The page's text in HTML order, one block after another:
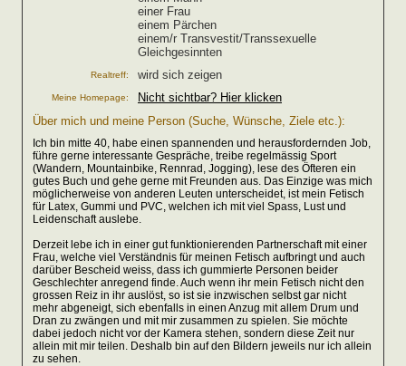
einer Frau
einem Pärchen
einem/r Transvestit/Transsexuelle
Gleichgesinnten
Realtreff: wird sich zeigen
Meine Homepage:
Nicht sichtbar? Hier klicken
Über mich und meine Person (Suche, Wünsche, Ziele etc.):
Ich bin mitte 40, habe einen spannenden und herausfordernden Job,
führe gerne interessante Gespräche, treibe regelmässig Sport
(Wandern, Mountainbike, Rennrad, Jogging), lese des Öfteren ein
gutes Buch und gehe gerne mit Freunden aus. Das Einzige was mich
möglicherweise von anderen Leuten unterscheidet, ist mein Fetisch
für Latex, Gummi und PVC, welchen ich mit viel Spass, Lust und
Leidenschaft auslebe.
Derzeit lebe ich in einer gut funktionierenden Partnerschaft mit einer
Frau, welche viel Verständnis für meinen Fetisch aufbringt und auch
darüber Bescheid weiss, dass ich gummierte Personen beider
Geschlechter anregend finde. Auch wenn ihr mein Fetisch nicht den
grossen Reiz in ihr auslöst, so ist sie inzwischen selbst gar nicht
mehr abgeneigt, sich ebenfalls in einen Anzug mit allem Drum und
Dran zu zwängen und mit mir zusammen zu spielen. Sie möchte
dabei jedoch nicht vor der Kamera stehen, sondern diese Zeit nur
allein mit mir teilen. Deshalb bin auf den Bildern jeweils nur ich allein
zu sehen.